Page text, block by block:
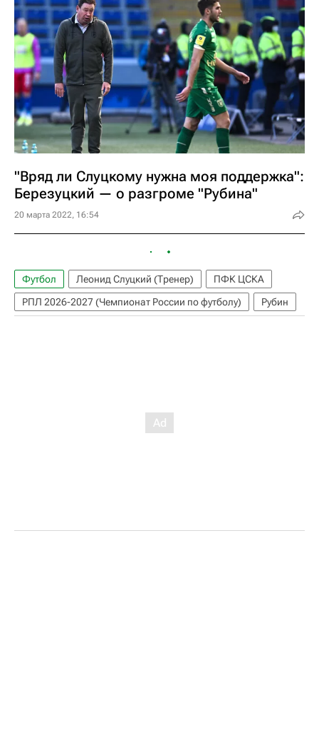
"Вряд ли Слуцкому нужна моя поддержка":
Березуцкий — о разгроме "Рубина"
20 марта 2022, 16:54
Футбол Леонид Слуцкий (Тренер)
ПФК ЦСКА
РПЛ 2026-2027 (Чемпионат России по футболу)
Рубин